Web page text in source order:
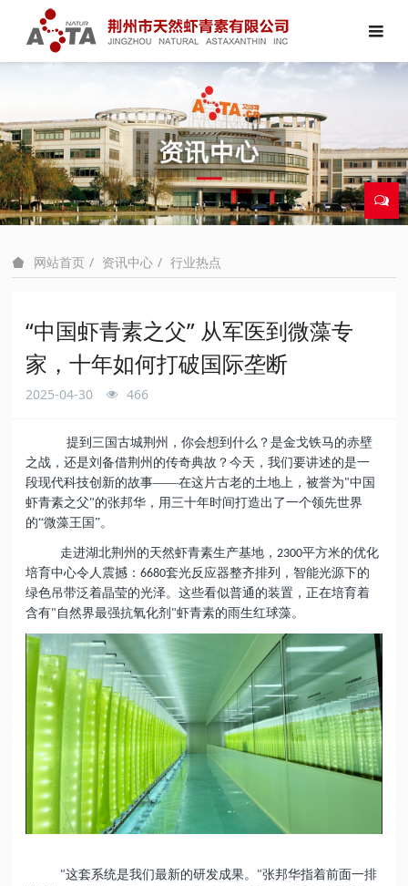
网站首页 资讯中心 行业热点
“中国虾青素之父” 从军医到微藻专
家，十年如何打破国际垄断
2025-04-30 466
提到三国古城荆州，你会想到什么？是金戈铁马的赤壁
之战，还是刘备借荆州的传奇典故？今天，我们要讲述的是一
段现代科技创新的故事——在这片古老的土地上，被誉为"中国
虾青素之父"的张邦华，用三十年时间打造出了一个领先世界
的“微藻王国”。
走进湖北荆州的天然虾青素生产基地， 2300平方米的优化
培育中心令人震撼：6680套光反应器整齐排列，智能光源下的
绿色吊带泛着晶莹的光泽。这些看似普通的装置，正在培育着
含有" 自然界最强抗氧化剂 "虾青素的雨生红球藻。
"这套系统是我们最新的研发成果。 "张邦华指着前面一排